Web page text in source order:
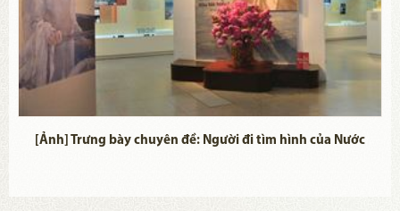
[Ảnh] Trưng bày chuyên đề: Người đi tìm hình của Nước